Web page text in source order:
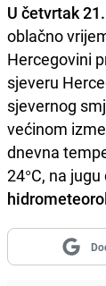
U četvrtak
oblačno
Hercegovini
sjeveru
sjevernog
većinom
dnevna
24°C, na jugu